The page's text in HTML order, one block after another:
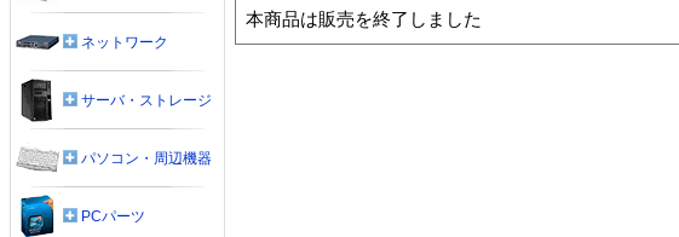
本商品は販売を終了しました
ネットワーク
サーバ・ストレージ
パソコン・周辺機器
PCパーツ